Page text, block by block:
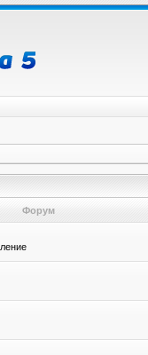
Форум